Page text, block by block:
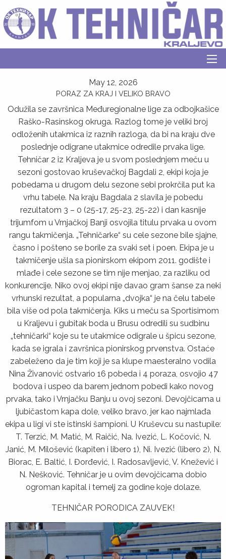
May 12, 2026
PORAZ ZA KRAJ I VELIKO BRAVO
Odužila se završnica Međuregionalne lige za odbojkašice
Raško-Rasinskog okruga. Razlog tome je veliki broj
odloženih utakmica iz raznih razloga, da bi na kraju dve
poslednje odigrane utakmice odredile prvaka lige.
Tehničar 2 iz Kralјeva je u svom poslednjem meču u
sezoni gostovao kruševačkoj Bagdali 2, ekipi koja je
pobedama u drugom delu sezone sebi prokrčila put ka
vrhu tabele. Na kraju Bagdala 2 slavila je pobedu
rezultatom 3 – 0 (25-17, 25-23, 25-22) i dan kasnije
trijumfom u Vrnjačkoj Banji osvojila titulu prvaka u ovom
rangu takmičenja. „Tehničarke“ su cele sezone bile sjajne,
časno i pošteno se borile za svaki set i poen. Ekipa je u
takmičenje ušla sa pionirskom ekipom 2011. godište i
mlađe i cele sezone se tim nije menjao, za razliku od
konkurencije. Niko ovoj ekipi nije davao gram šanse za neki
vrhunski rezultat, a popularna „dvojka“ je na čelu tabele
bila više od pola takmičenja. Kiks u meču sa Sportisimom
u Kralјevu i gubitak boda u Brusu odredili su sudbinu
„tehničarki“ koje su te utakmice odigrale u špicu sezone,
kada se igrala i završnica pionirskog prvenstva. Ostaće
zabeleženo da je tim koji je sa klupe maesteralno vodila
Nina Živanović ostvario 16 pobeda i 4 poraza, osvojio 47
bodova i uspeo da barem jednom pobedi kako novog
prvaka, tako i Vrnjačku Banju u ovoj sezoni. Devojčicama u
lјubičastom kapa dole, veliko bravo, jer kao najmlađa
ekipa u ligi vi ste istinski šampioni. U Kruševcu su nastupile:
T. Terzić, M. Matić, M. Raičić, Na. Ivezić, L. Kočović, N.
Janić, M. Milošević (kapiten i libero 1), Ni. Ivezić (libero 2), N.
Biorac, E. Baltić, I. Đorđević, I. Radosavlјević, V. Knežević i
N. Nešković. Tehničar je u ovim devojčicama dobio
ogroman kapital i temelј za godine koje dolaze.
TEHNIČAR PORODICA ZAUVEK!